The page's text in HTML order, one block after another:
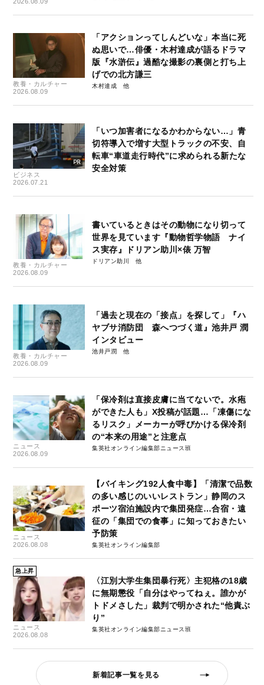
教養・カルチャー
2026.08.09
「アクションってしんどいな」本当に死
ぬ思いで…俳優・木村達成が語るドラマ
版『水滸伝』過酷な撮影の裏側と打ち上
げでの北方謙三
木村達成
ビジネス
2026.07.21
「いつ加害者になるかわからない…」青
切符導入で増す大型トラックの不安、自
転車“車道走行時代”に求められる新たな
安全対策
教養・カルチャー
2026.08.09
書いているときはその動物になり切って
世界を見ています『動物哲学物語 ナイ
ス実存』ドリアン助川×俵 万智
ドリアン助川
教養・カルチャー
2026.08.09
「過去と現在の「接点」を探して」『ハ
ヤブサ消防団 森へつづく道』池井戸 潤
インタビュー
池井戸潤
ニュース
2026.08.09
「保冷剤は直接皮膚に当てないで。水疱
ができた人も」X投稿が話題…「凍傷にな
るリスク」メーカーが呼びかける保冷剤
の“本来の用途”と注意点
集英社オンライン編集部ニュース班
ニュース
2026.08.08
【バイキング192人食中毒】「清潔で品数
の多い感じのいいレストラン」静岡のス
ポーツ宿泊施設内で集団発症…合宿・遠
征の「集団での食事」に知っておきたい
予防策
集英社オンライン編集部
急上昇
ニュース
2026.08.08
〈江別大学生集団暴行死〉主犯格の18歳
に無期懲役「自分はやってねぇ。誰かが
トドメさした」裁判で明かされた“他責ぶ
り”
集英社オンライン編集部ニュース班
新着記事一覧を見る